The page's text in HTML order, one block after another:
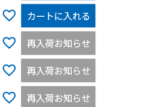
カートに入れる
再入荷お知らせ
再入荷お知らせ
再入荷お知らせ